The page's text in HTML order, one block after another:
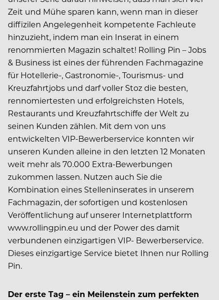
Zeit und Mühe sparen kann, wenn man in dieser
diffizilen Angelegenheit kompetente Fachleute
hinzuzieht, indem man ein Inserat in einem
renommierten Magazin schaltet! Rolling Pin – Jobs
& Business ist eines der führenden Fachmagazine
für Hotellerie-, Gastronomie-, Tourismus- und
Kreuzfahrtjobs und darf voller Stoz die besten,
rennomiertesten und erfolgreichsten Hotels,
Restaurants und Kreuzfahrtschiffe der Welt zu
seinen Kunden zählen. Mit dem von uns
entwickelten VIP-Bewerberservice konnten wir
unseren Kunden alleine in den letzten 12 Monaten
weit mehr als 70.000 Extra-Bewerbungen
zukommen lassen. Nutzen auch Sie die
Kombination eines Stelleninserates in unserem
Fachmagazin, der sofortigen und kostenlosen
Veröffentlichung auf unserer Internetplattform
www.rollingpin.eu und der Power des damit
verbundenen einzigartigen VIP- Bewerberservice.
Dieses einzigartige Service bietet Ihnen nur Rolling
Pin.
Der erste Tag – ein ­Meilenstein zum perfekten